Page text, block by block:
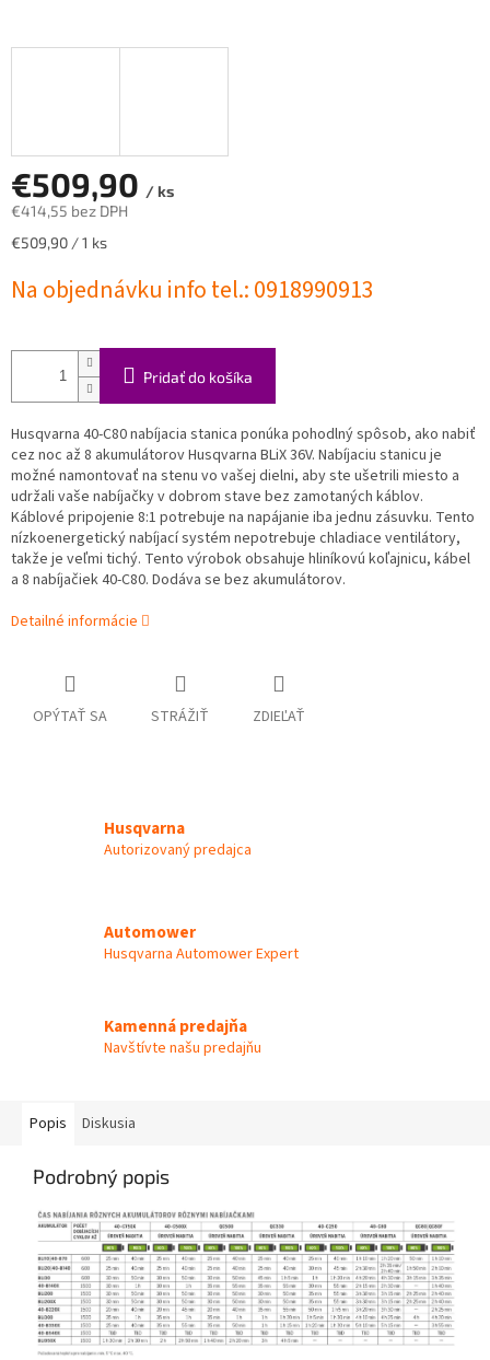
€509,90 / ks
€414,55 bez DPH
Jednotková
€509,90 / 1 ks
Na objednávku info tel.: 0918990913
Pridať do košíka
Husqvarna 40-C80 nabíjacia stanica ponúka pohodlný spôsob, ako nabiť
cez noc až 8 akumulátorov Husqvarna BLiX 36V. Nabíjaciu stanicu je
možné namontovať na stenu vo vašej dielni, aby ste ušetrili miesto a
udržali vaše nabíjačky v dobrom stave bez zamotaných káblov.
Káblové pripojenie 8:1 potrebuje na napájanie iba jednu zásuvku. Tento
nízkoenergetický nabíjací systém nepotrebuje chladiace ventilátory,
takže je veľmi tichý. Tento výrobok obsahuje hliníkovú koľajnicu, kábel
a 8 nabíjačiek 40-C80. Dodáva se bez akumulátorov.
Detailné informácie
OPÝTAŤ SA STRÁŽIŤ ZDIEĽAŤ
Husqvarna
Autorizovaný predajca
Automower
Husqvarna Automower Expert
Kamenná predajňa
Navštívte našu predajňu
Popis Diskusia
Podrobný popis